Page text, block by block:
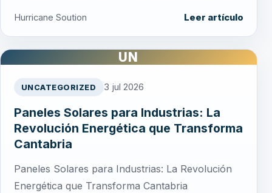
Hurricane Soution Leer artículo
UN
UNCATEGORIZED 3 jul 2026
Paneles Solares para Industrias: La
Revolución Energética que Transforma
Cantabria
Paneles Solares para Industrias: La Revolución
Energética que Transforma Cantabria